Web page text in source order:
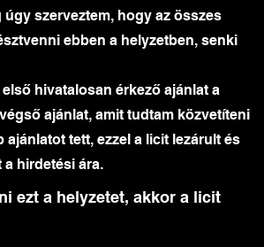
szerveztem, hogy az összes
ebben a helyzetben, senki
hivatalosan érkező ajánlat a
ajánlat, amit tudtam közvetíteni
tett, ezzel a licit lezárult és
a hirdetési ára.
ezt a helyzetet, akkor a licit